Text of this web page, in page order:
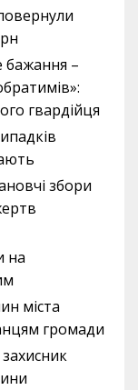
бажання –
гвардійця
збори
на
міста
громади